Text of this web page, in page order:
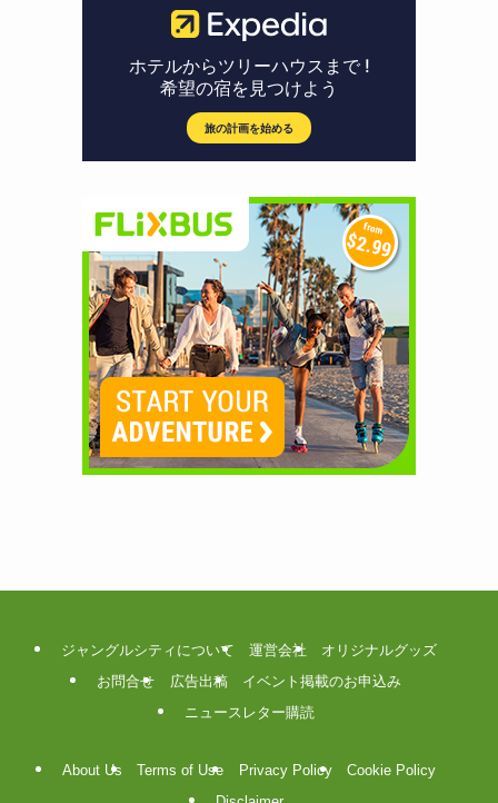
ジャングルシティについて 運営会社
オリジナルグッズ
お問合せ
広告出稿
イベント掲載のお申込み
ニュースレター購読
About Us Terms of Use Privacy Policy
Cookie Policy